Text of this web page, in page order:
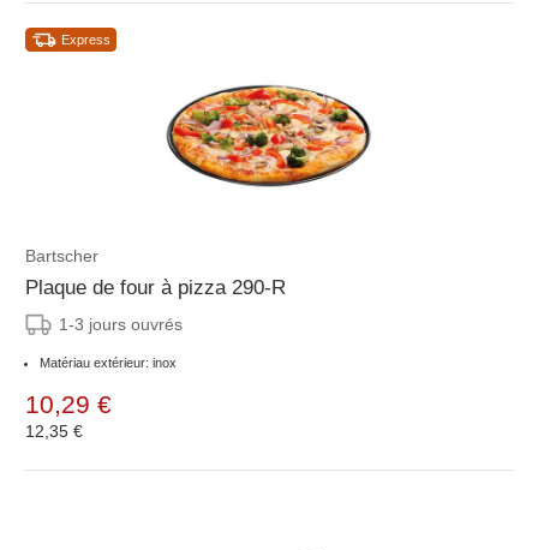
Express
Bartscher
Plaque de four à pizza 290-R
1-3 jours ouvrés
Matériau extérieur: inox
10,29 €
12,35 €